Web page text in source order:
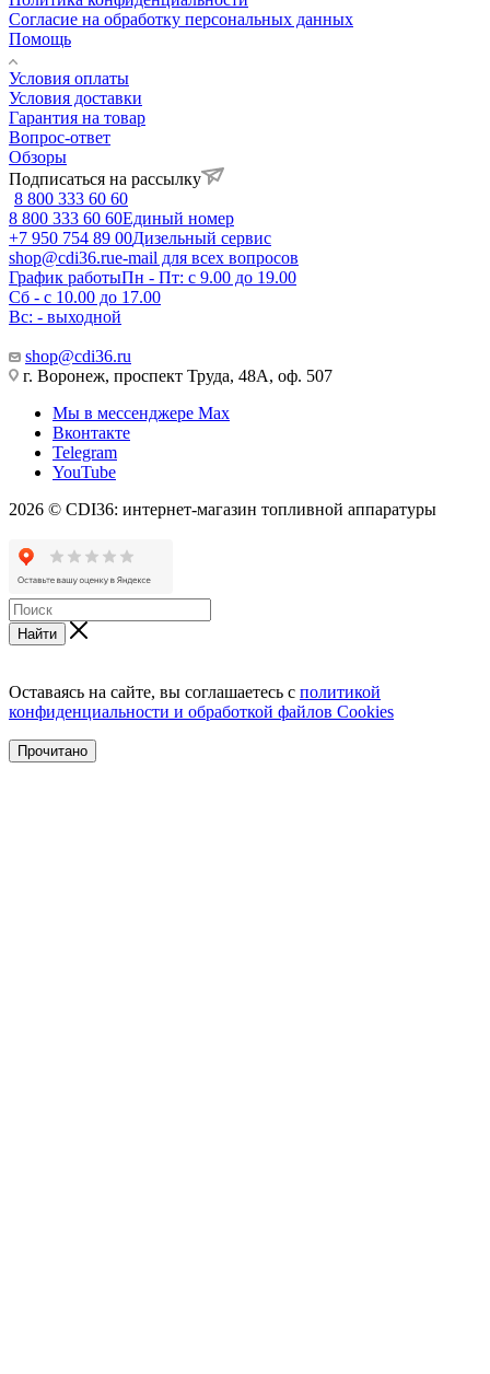
Согласие на обработку персональных данных
Помощь
Условия оплаты
Условия доставки
Гарантия на товар
Вопрос-ответ
Обзоры
Подписаться на рассылку
8 800 333 60 60
8 800 333 60 60Единый номер
+7 950 754 89 00Дизельный сервис
shop@cdi36.rue-mail для всех вопросов
График работыПн - Пт: с 9.00 до 19.00
Сб - с 10.00 до 17.00
Вс: - выходной
shop@cdi36.ru
г. Воронеж, проспект Труда, 48А, оф. 507
Мы в мессенджере Max
Вконтакте
Telegram
YouTube
2026 © CDI36: интернет-магазин топливной аппаратуры
Найти
Оставаясь на сайте, вы соглашаетесь с политикой
конфиденциальности и обработкой файлов Cookies
Прочитано